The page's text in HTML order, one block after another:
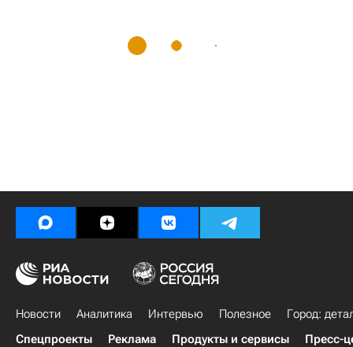
Новости Аналитика Интервью Полезное
Город:
Спецпроекты
Реклама Продукты и сервисы Пресс-